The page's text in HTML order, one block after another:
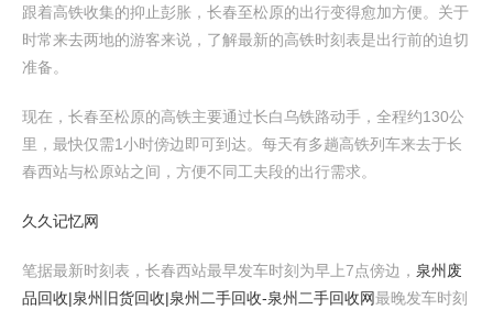
跟着高铁收集的抑止彭胀，长春至松原的出行变得愈加方便。关于
时常来去两地的游客来说，了解最新的高铁时刻表是出行前的迫切
准备。
现在，长春至松原的高铁主要通过长白乌铁路动手，全程约130公
里，最快仅需1小时傍边即可到达。每天有多趟高铁列车来去于长
春西站与松原站之间，方便不同工夫段的出行需求。
久久记忆网
笔据最新时刻表，长春西站最早发车时刻为早上7点傍边， 泉州废
品回收|泉州旧货回收|泉州二手回收-泉州二手回收网最晚发车时刻